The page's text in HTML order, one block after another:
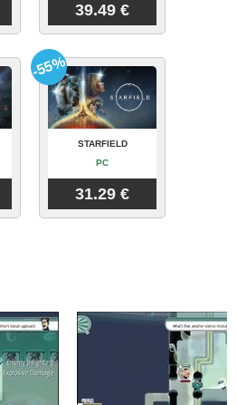
39.49 €
STARFIELD
PC
31.29 €
-55%